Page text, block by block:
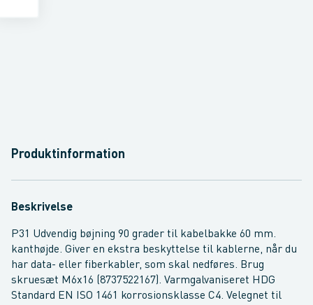
Produktinformation
Beskrivelse
P31 Udvendig bøjning 90 grader til kabelbakke 60 mm.
kanthøjde. Giver en ekstra beskyttelse til kablerne, når du
har data- eller fiberkabler, som skal nedføres. Brug
skruesæt M6x16 (8737522167). Varmgalvaniseret HDG
Standard EN ISO 1461 korrosionsklasse C4. Velegnet til